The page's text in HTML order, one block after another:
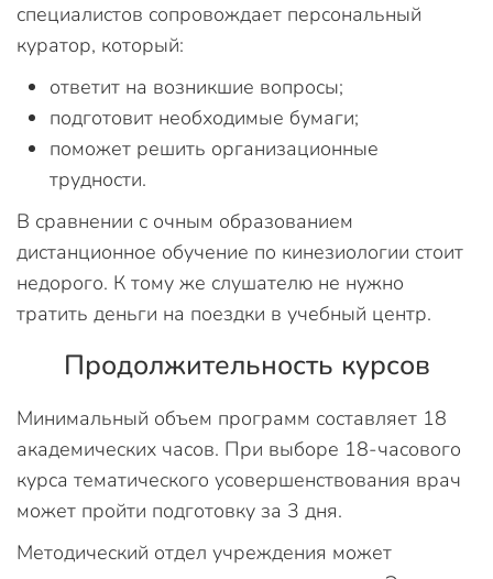
специалистов сопровождает персональный
куратор, который:
ответит на возникшие вопросы;
подготовит необходимые бумаги;
поможет решить организационные
трудности.
В сравнении с очным образованием
дистанционное обучение по кинезиологии стоит
недорого. К тому же слушателю не нужно
тратить деньги на поездки в учебный центр.
Продолжительность курсов
Минимальный объем программ составляет 18
академических часов. При выборе 18-часового
курса тематического усовершенствования врач
может пройти подготовку за 3 дня.
Методический отдел учреждения может